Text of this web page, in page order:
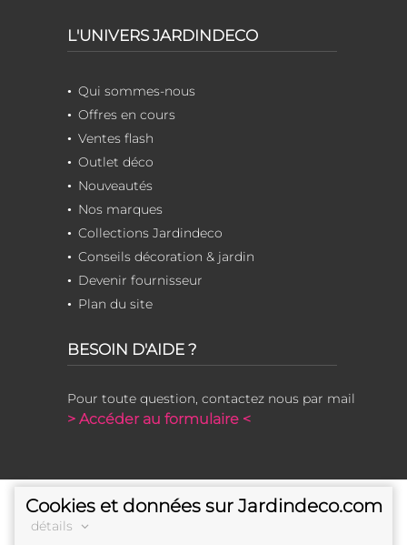
L'UNIVERS JARDINDECO
Qui sommes-nous
Offres en cours
Ventes flash
Outlet déco
Nouveautés
Nos marques
Collections Jardindeco
Conseils décoration & jardin
Devenir fournisseur
Plan du site
BESOIN D'AIDE ?
Pour toute question, contactez nous par mail
> Accéder au formulaire <
Cookies et données sur Jardindeco.com
détails